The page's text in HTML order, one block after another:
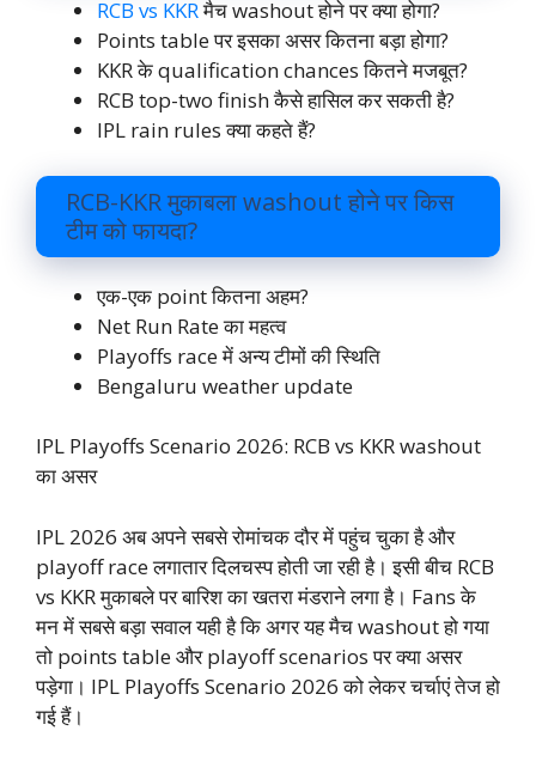
RCB vs KKRमैच washout होने पर क्या होगा?
Points table पर इसका असर कितना बड़ा होगा?
KKR के qualification chances कितने मजबूत?
RCB top-two finish कैसे हासिल कर सकती है?
IPL rain rules क्या कहते हैं?
RCB-KKR मुकाबला washout होने पर किस
टीम को फायदा?
एक-एक point कितना अहम?
Net Run Rate का महत्व
Playoffs race में अन्य टीमों की स्थिति
Bengaluru weather update
IPL Playoffs Scenario 2026: RCB vs KKR washout
का असर
IPL 2026 अब अपने सबसे रोमांचक दौर में पहुंच चुका है और
playoff race लगातार दिलचस्प होती जा रही है। इसी बीच RCB
vs KKR मुकाबले पर बारिश का खतरा मंडराने लगा है। Fans के
मन में सबसे बड़ा सवाल यही है कि अगर यह मैच washout हो गया
तो points table और playoff scenarios पर क्या असर
पड़ेगा। IPL Playoffs Scenario 2026 को लेकर चर्चाएं तेज हो
गई हैं।